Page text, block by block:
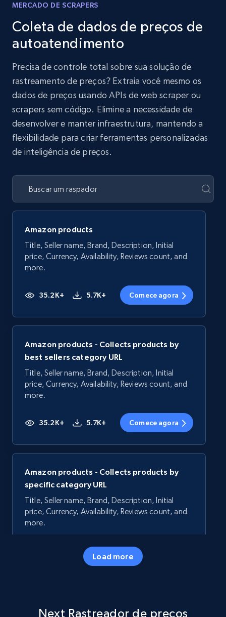
MERCADO DE SCRAPERS
Coleta de dados de preços de
autoatendimento
Precisa de controle total sobre sua solução de
rastreamento de preços? Extraia você mesmo os
dados de preços usando APIs de web scraper ou
scrapers sem código. Elimine a necessidade de
desenvolver e manter infraestrutura, mantendo a
flexibilidade para criar ferramentas personalizadas
de inteligência de preços.
Amazon products
Title, Seller name, Brand, Description, Initial
price, Currency, Availability, Reviews count, and
more.
35.2K+ 5.7K+ Comece agora
Amazon products - Collects products by
best sellers category URL
Title, Seller name, Brand, Description, Initial
price, Currency, Availability, Reviews count, and
more.
35.2K+ 5.7K+ Comece agora
Amazon products - Collects products by
specific category URL
Title, Seller name, Brand, Description, Initial
price, Currency, Availability, Reviews count, and
more.
5.7K+ Comece agora
specific keywords
Load more
Next Rastreador de preços